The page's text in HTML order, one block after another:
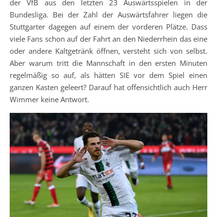
der VfB aus den letzten 23 Auswärtsspielen in der
Bundesliga. Bei der Zahl der Auswärtsfahrer liegen die
Stuttgarter dagegen auf einem der vorderen Plätze. Dass
viele Fans schon auf der Fahrt an den Niederrhein das eine
oder andere Kaltgetränk öffnen, versteht sich von selbst.
Aber warum tritt die Mannschaft in den ersten Minuten
regelmäßig so auf, als hätten SIE vor dem Spiel einen
ganzen Kasten geleert? Darauf hat offensichtlich auch Herr
Wimmer keine Antwort.